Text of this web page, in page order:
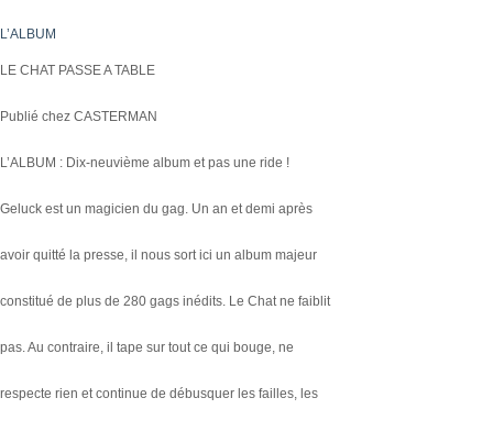
L’ALBUM
LE CHAT PASSE A TABLE
Publié chez CASTERMAN
L’ALBUM : Dix-neuvième album et pas une ride !
Geluck est un magicien du gag. Un an et demi après
avoir quitté la presse, il nous sort ici un album majeur
constitué de plus de 280 gags inédits. Le Chat ne faiblit
pas. Au contraire, il tape sur tout ce qui bouge, ne
respecte rien et continue de débusquer les failles, les